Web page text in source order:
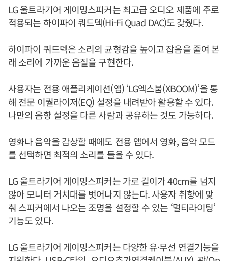
LG 울트라기어 게이밍스피커는 최고급 오디오 제품에 주로
적용되는 하이파이 쿼드덱(Hi-Fi Quad DAC)도 갖췄다.
하이파이 쿼드덱은 소리의 균형감을 높이고 잡음을 줄여 본
래 소리에 가까운 음질을 구현한다.
사용자는 전용 애플리케이션(앱) ‘LG엑스붐(XBOOM)’을 통
해 전문 이퀄라이저(EQ) 설정을 내려받아 활용할 수 있다.
나만의 음향 설정을 다른 사람과 공유하는 것도 가능하다.
영화나 음악을 감상할 때에도 전용 앱에서 영화, 음악 모드
를 선택하면 최적의 소리를 들을 수 있다.
LG 울트라기어 게이밍스피커는 가로 길이가 40cm를 넘지
않아 모니터 거치대를 벗어나지 않는다. 사용자 취향에 맞
춰 스피커에서 나오는 조명을 설정할 수 있는 ‘멀티라이팅’
기능도 있다.
LG 울트라기어 게이밍스피커는 다양한 유·무선 연결기능을